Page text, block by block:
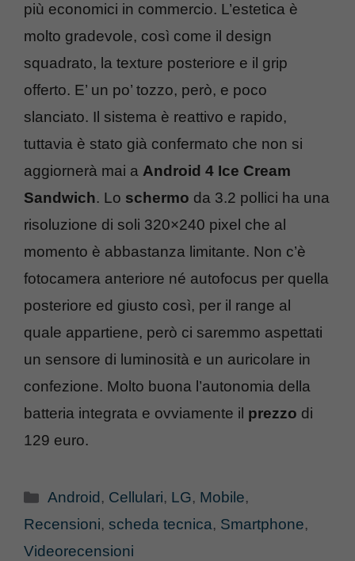
più economici in commercio. L’estetica è
molto gradevole, così come il design
squadrato, la texture posteriore e il grip
offerto. E’ un po’ tozzo, però, e poco
slanciato. Il sistema è reattivo e rapido,
tuttavia è stato già confermato che non si
aggiornerà mai a Android 4 Ice Cream
Sandwich. Lo schermo da 3.2 pollici ha una
risoluzione di soli 320×240 pixel che al
momento è abbastanza limitante. Non c’è
fotocamera anteriore né autofocus per quella
posteriore ed giusto così, per il range al
quale appartiene, però ci saremmo aspettati
un sensore di luminosità e un auricolare in
confezione. Molto buona l’autonomia della
batteria integrata e ovviamente il prezzo di
129 euro.
Categorie
Android , Cellulari, LG, Mobile,
Recensioni, scheda tecnica, Smartphone,
Videorecensioni